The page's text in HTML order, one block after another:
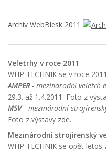
Archiv WebBlesk 2011
Veletrhy v roce 2011
WHP TECHNIK se v roce
AMPER- mezinárodní veletrh
29.3. až 1.4.2011. Foto z
MSV- mezinárodní
Foto z výstavy zde.
Mezinárodní strojírenský
WHP TECHNIK se opět